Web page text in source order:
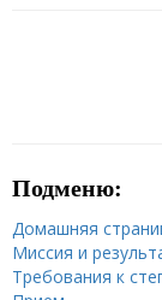
Подменю:
Домашняя
Миссия и
Требования к